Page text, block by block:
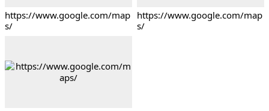
https://www.google.com/map
s/
https://www.google.com/map
s/